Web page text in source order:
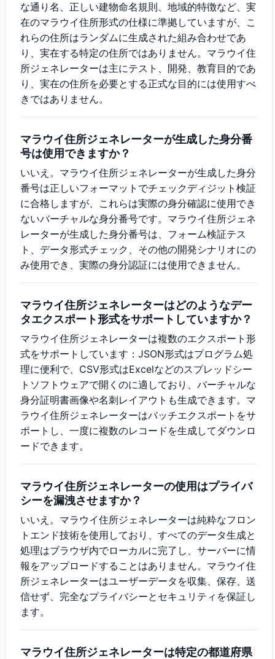
な通り名、正しい建物命名規則、地域的特徴など、実
在のマラウイ住所形式の仕様に準拠していますが、こ
れらの住所はランダムに生成された組み合わせであ
り、実在する特定の住所ではありません。マラウイ住
所ジェネレーターは主にテスト、開発、教育目的であ
り、実在の住所を必要とする正式な目的には使用すべ
きではありません。
マラウイ住所ジェネレーターが生成した身分番
号は使用できますか？
いいえ。マラウイ住所ジェネレーターが生成した身分
番号は正しいフォーマットでチェックディジット検証
に合格しますが、これらは実際の身分確認に使用でき
ないバーチャルな身分番号です。マラウイ住所ジェネ
レーターが生成した身分番号は、フォーム検証テス
ト、データ形式チェック、その他の開発シナリオにの
み使用でき、実際の身分認証には使用できません。
マラウイ住所ジェネレーターはどのようなデー
タエクスポート形式をサポートしていますか？
マラウイ住所ジェネレーターは複数のエクスポート形
式をサポートしています：JSON形式はプログラム処
理に便利で、CSV形式はExcelなどのスプレッドシー
トソフトウェアで開くのに適しており、バーチャルな
身分証明書画像や名刺レイアウトも生成できます。マ
ラウイ住所ジェネレーターはバッチエクスポートをサ
ポートし、一度に複数のレコードを生成してダウンロ
ードできます。
マラウイ住所ジェネレーターの使用はプライバ
シーを漏洩させますか？
いいえ。マラウイ住所ジェネレーターは純粋なフロン
トエンド技術を使用しており、すべてのデータ生成と
処理はブラウザ内でローカルに完了し、サーバーに情
報をアップロードすることはありません。マラウイ住
所ジェネレーターはユーザーデータを収集、保存、送
信せず、完全なプライバシーとセキュリティを保証し
ます。
マラウイ住所ジェネレーターは特定の都道府県